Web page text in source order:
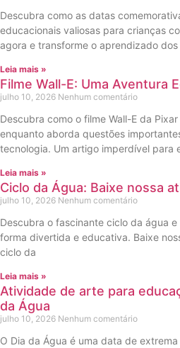
Descubra como as datas
educacionais valiosas para crianças
agora e transforme o aprendizado
Leia mais »
Filme Wall-E: Uma Aventura
julho 10, 2026 Nenhum comentário
Descubra como o filme Wall-E da
enquanto aborda questões
tecnologia. Um artigo imperdível para
Leia mais »
Ciclo da Água: Baixe nossa
julho 10, 2026 Nenhum comentário
Descubra o fascinante ciclo da água
forma divertida e educativa. Baixe
ciclo da
Leia mais »
Atividade de arte para
da Água
julho 10, 2026 Nenhum comentário
O Dia da Água é uma data de